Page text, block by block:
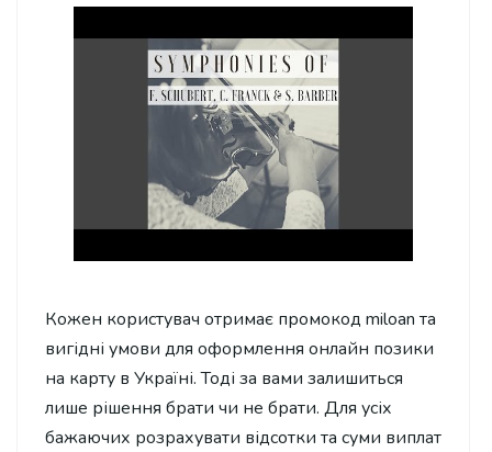
Кожен користувач отримає промокод miloan та
вигідні умови для оформлення онлайн позики
на карту в Україні. Тоді за вами залишиться
лише рішення брати чи не брати. Для усіх
бажаючих розрахувати відсотки та суми виплат